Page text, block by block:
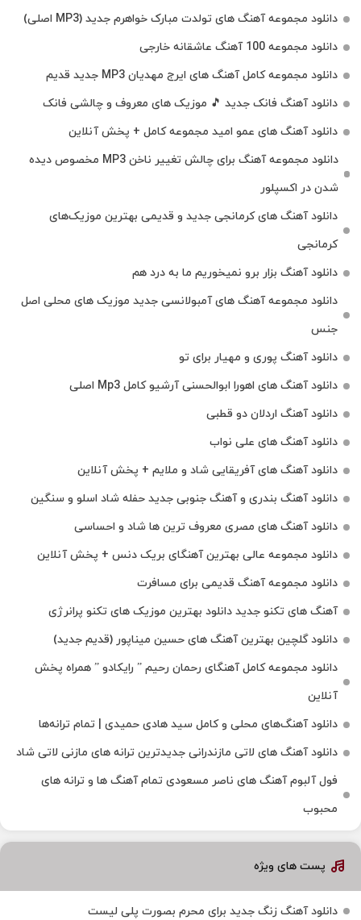
دانلود مجموعه آهنگ های تولدت مبارک خواهرم جدید (MP3 اصلی)
دانلود مجموعه 100 آهنگ عاشقانه خارجی
دانلود مجموعه کامل آهنگ های ایرج مهدیان MP3 جدید قدیم
دانلود آهنگ فانک جدید 🎵 موزیک‌ های معروف و چالشی فانک
دانلود آهنگ های عمو امید مجموعه کامل + پخش آنلاین
دانلود مجموعه آهنگ برای چالش تغییر ناخن MP3 مخصوص دیده
شدن در اکسپلور
دانلود آهنگ‌ های کرمانجی جدید و قدیمی بهترین موزیک‌های
کرمانجی
دانلود آهنگ بزار برو نمیخوریم ما به درد هم
دانلود مجموعه آهنگ های آمبولانسی جدید موزیک های محلی اصل
جنس
دانلود آهنگ پوری و مهیار برای تو
دانلود آهنگ های اهورا ابوالحسنی آرشیو کامل Mp3 اصلی
دانلود آهنگ اردلان دو قطبی
دانلود آهنگ های علی نواب
دانلود آهنگ های آفریقایی شاد و ملایم + پخش آنلاین
دانلود آهنگ بندری و آهنگ جنوبی جدید حفله شاد اسلو و سنگین
دانلود آهنگ های مصری معروف ترین ها شاد و احساسی
دانلود مجموعه عالی بهترین آهنگای بریک دنس + پخش آنلاین
دانلود مجموعه آهنگ قدیمی برای مسافرت
آهنگ های تکنو جدید دانلود بهترین موزیک های تکنو پرانرژی
دانلود گلچین بهترین آهنگ های حسین میناپور (قدیم جدید)
دانلود مجموعه کامل آهنگای رحمان رحیم ” رایکادو ” همراه پخش
آنلاین
دانلود آهنگ‌های محلی و کامل سید هادی حمیدی | تمام ترانه‌ها
دانلود آهنگ‌ های لاتی مازندرانی جدیدترین ترانه های مازنی لاتی شاد
فول آلبوم آهنگ‌ های ناصر مسعودی تمام آهنگ‌ ها و ترانه‌ های
محبوب
پست های ویژه
دانلود آهنگ زنگ جدید برای محرم بصورت پلی لیست